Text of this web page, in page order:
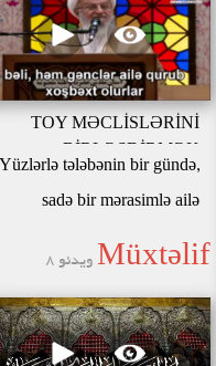
TOY MƏCLİSLƏRİNİ
Yüzlərlə tələbənin bir gündə,
sadə bir mərasimlə ailə
xərclərinin azalmasına və
gənclərin rahat evlənməsinə
xidmət edir.
Müxtəlif ویدئو 8